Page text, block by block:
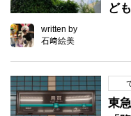
ど
written by
石﨑絵美
東